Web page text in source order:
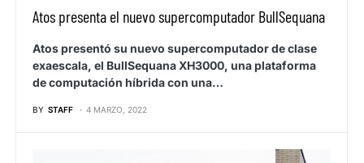
Atos presenta el nuevo supercomputador BullSequana
Atos presentó su nuevo supercomputador de clase
exaescala, el BullSequana XH3000, una plataforma
de computación híbrida con una…
BY STAFF 4 MARZO, 2022